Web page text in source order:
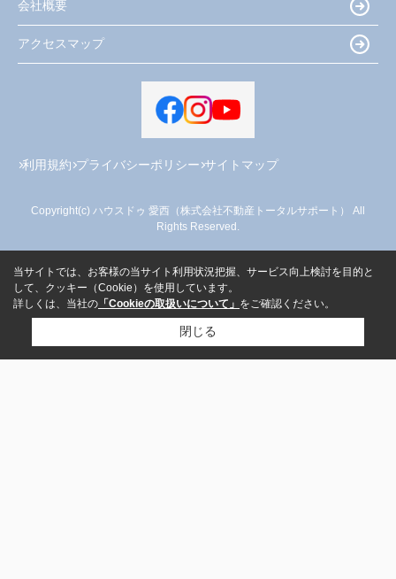
会社概要
アクセスマップ
利用規約 プライバシーポリシー サイトマップ
Copyright(c) ハウスドゥ 愛西（株式会社不動産トータルサポート） All
Rights Reserved.
当サイトでは、お客様の当サイト利用状況把握、サービス向上検討を目的と
して、クッキー（Cookie）を使用しています。
詳しくは、当社の 「Cookieの取扱いについて」 をご確認ください。
閉じる